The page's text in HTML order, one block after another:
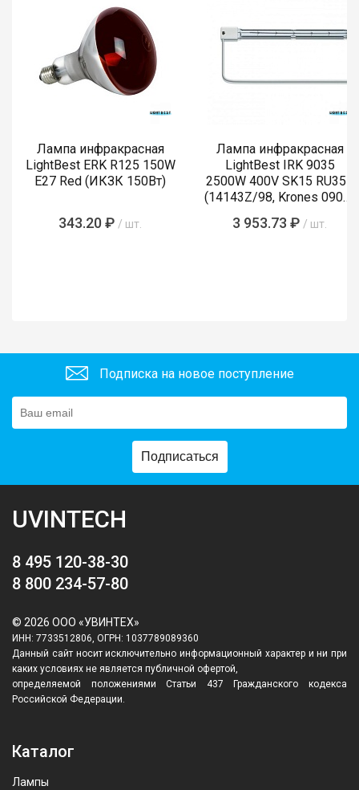
Лампа инфракрасная
LightBest ERK R125 150W
E27 Red (ИКЗК 150Вт)
343.20 ₽ / шт.
Лампа инфракрасная
LightBest IRK 9035
2500W 400V SK15 RU355
(14143Z/98, Krones 0900-
3 953.73 ₽ / шт.
Подписка на новое поступление
Подписаться
UVINTECH
8 495 120-38-30
8 800 234-57-80
© 2026 ООО «УВИНТЕХ»
ИНН: 7733512806, ОГРН: 1037789089360
Данный сайт носит исключительно информационный характер и ни при
каких условиях не является публичной офертой,
определяемой положениями Статьи 437 Гражданского кодекса
Российской Федерации.
Каталог
Лампы